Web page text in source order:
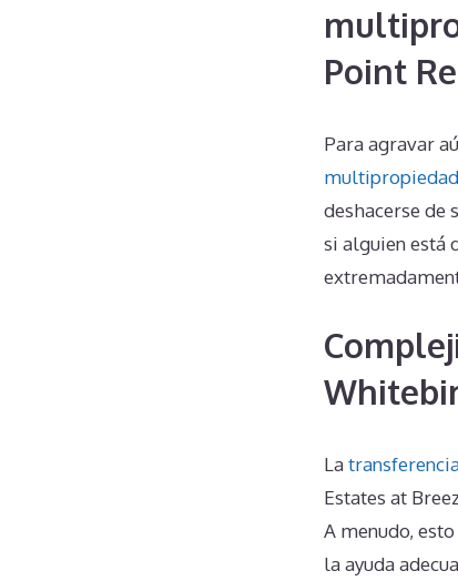
Point
Para agravar
multipropiedad
deshacerse de
si alguien está
La
Estates at
A menudo,
la ayuda